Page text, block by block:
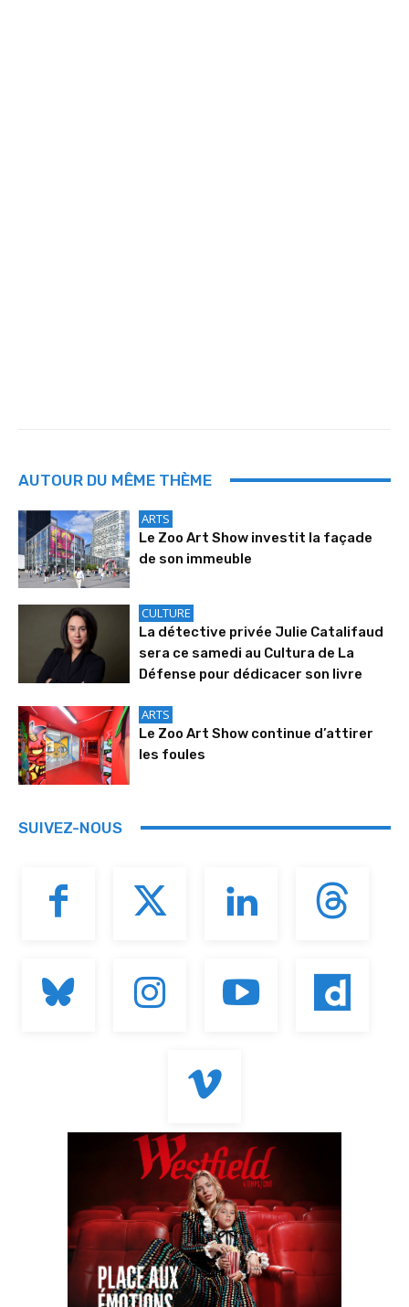
AUTOUR DU MÊME THÈME
ARTS
Le Zoo Art Show investit la façade
de son immeuble
CULTURE
La détective privée Julie Catalifaud
sera ce samedi au Cultura de La
Défense pour dédicacer son livre
ARTS
Le Zoo Art Show continue d’attirer
les foules
SUIVEZ-NOUS